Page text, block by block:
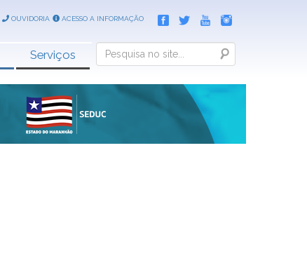
OUVIDORIA ACESSO A INFORMAÇÃO
Serviços Search